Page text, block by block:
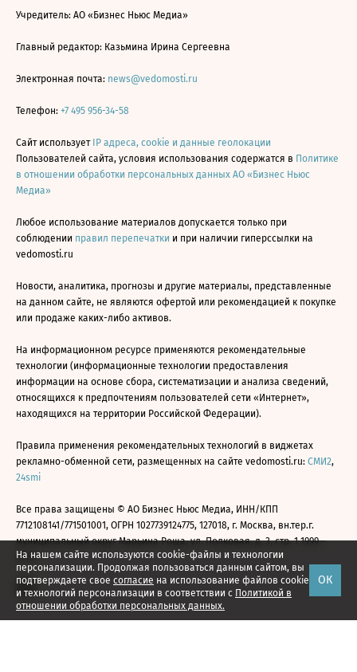
На нашем сайте используются cookie-файлы и технологии
персонализации. Продолжая пользоваться данным сайтом, вы
подтверждаете свое согласие на использование файлов cookie
и технологий персонализации в соответствии с Политикой в
отношении обработки персональных данных.
ОК
Учредитель: АО «Бизнес Ньюс Медиа»
Главный редактор: Казьмина Ирина Сергеевна
Электронная почта: news@vedomosti.ru
Телефон: +7 495 956-34-58
Сайт использует IP адреса, cookie и данные геолокации
Пользователей сайта, условия использования содержатся в Политике
в отношении обработки персональных данных АО «Бизнес Ньюс
Медиа»
Любое использование материалов допускается только при
соблюдении правил перепечатки и при наличии гиперссылки на
vedomosti.ru
Новости, аналитика, прогнозы и другие материалы, представленные
на данном сайте, не являются офертой или рекомендацией к покупке
или продаже каких-либо активов.
На информационном ресурсе применяются рекомендательные
технологии (информационные технологии предоставления
информации на основе сбора, систематизации и анализа сведений,
относящихся к предпочтениям пользователей сети «Интернет»,
находящихся на территории Российской Федерации).
Правила применения рекомендательных технологий в виджетах
рекламно-обменной сети, размещенных на сайте vedomosti.ru: СМИ2,
24smi
Все права защищены © АО Бизнес Ньюс Медиа, ИНН/КПП
7712108141/771501001, ОГРН 1027739124775, 127018, г. Москва, вн.тер.г.
муниципальный округ Марьина Роща, ул. Полковая, д. 3, стр. 1 1999—
2026